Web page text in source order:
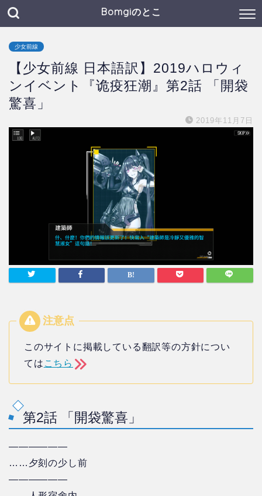
Bomgiのとこ
少女前線
【少女前線 日本語訳】2019ハロウィ
ンイベント『诡疫狂潮』第2話 「開袋
驚喜」
2019年11月7日
このサイトに掲載している翻訳等の方針につい
ては こちら
第2話 「開袋驚喜」
——————
……夕刻の少し前
——————